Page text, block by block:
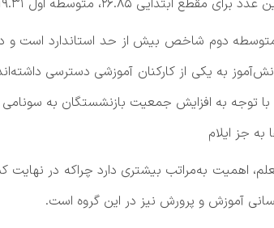
۱۹.۳۱، متوسطه دوم ۱۲.۹۲ و کل دوره‌ها ۲۰.۷۲ بوده است.
جز ایلام
اهمیت به‌مراتب بیشتری دارد چراکه در
آموزش و پرورش نیز در این گروه است.